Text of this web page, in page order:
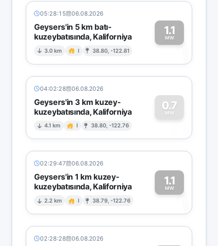
05:28:15 06.08.2026
Geysers'in 5 km batı-
kuzeybatısında, Kaliforniya
3.0 km I 38.80, -122.81
1.1
MW1
04:02:28 06.08.2026
Geysers'in 3 km kuzey-
kuzeybatısında, Kaliforniya
4.1 km I 38.80, -122.76
0.7
MW
0
02:29:47 06.08.2026
Geysers'in 1 km kuzey-
kuzeybatısında, Kaliforniya
2.2 km I 38.79, -122.76
1.1
MW1
02:28:28 06.08.2026